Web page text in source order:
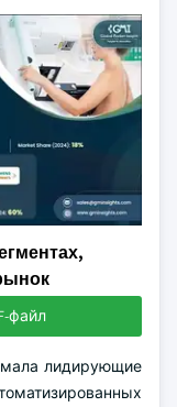
файл
лидирующие